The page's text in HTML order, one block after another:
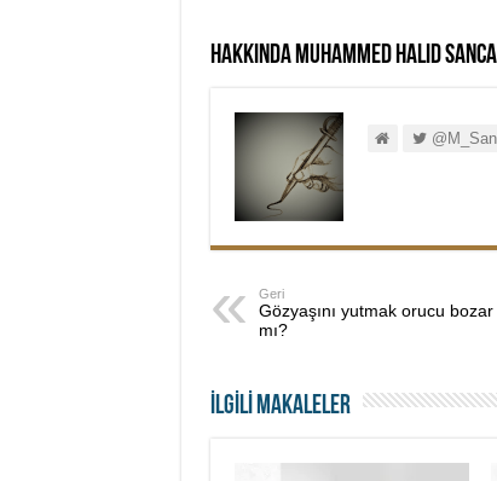
Hakkında Muhammed Halid
Geri
Gözyaşını yutmak orucu bozar
mı?
İLGİLİ MAKALELER